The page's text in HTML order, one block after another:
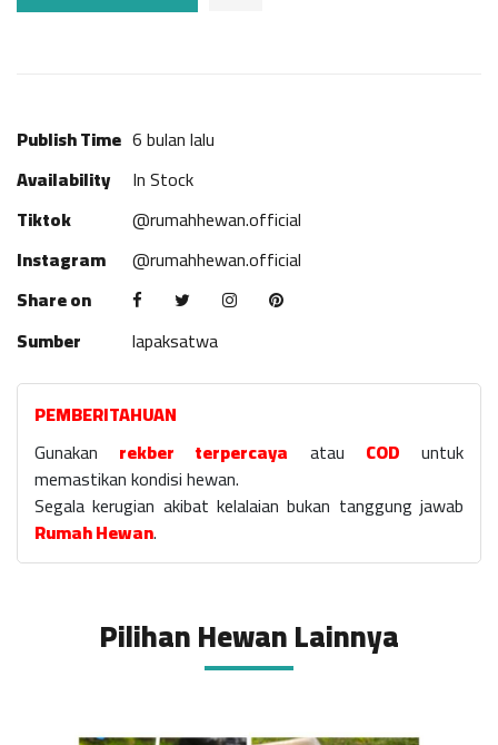
Publish Time 6 bulan lalu
Availability
In Stock
Tiktok
@rumahhewan.official
Instagram
@rumahhewan.official
Share on
Sumber
lapaksatwa
PEMBERITAHUAN
Gunakan rekber terpercaya atau COD untuk
memastikan kondisi hewan.
Segala kerugian akibat kelalaian bukan tanggung jawab
Rumah Hewan.
Pilihan Hewan Lainnya